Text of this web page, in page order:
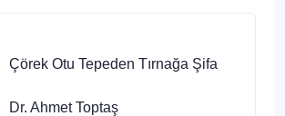
Otu Tepeden Tırnağa Şifa
Ahmet Toptaş